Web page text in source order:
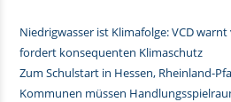
Niedrigwasser ist Klimafolge: VCD
fordert konsequenten Klimaschutz
Zum Schulstart in Hessen, Rheinland-
Kommunen müssen